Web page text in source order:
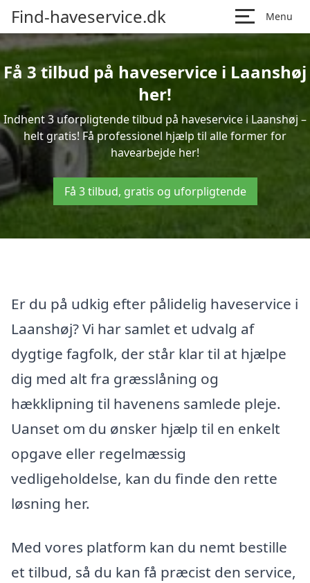
Find-haveservice.dk Menu
Få 3 tilbud på haveservice i Laanshøj
her!
Indhent 3 uforpligtende tilbud på haveservice i Laanshøj –
helt gratis! Få professionel hjælp til alle former for
havearbejde her!
Få 3 tilbud, gratis og uforpligtende
Er du på udkig efter pålidelig haveservice i
Laanshøj? Vi har samlet et udvalg af
dygtige fagfolk, der står klar til at hjælpe
dig med alt fra græsslåning og
hækklipning til havenens samlede pleje.
Uanset om du ønsker hjælp til en enkelt
opgave eller regelmæssig
vedligeholdelse, kan du finde den rette
løsning her.
Med vores platform kan du nemt bestille
et tilbud, så du kan få præcist den service,